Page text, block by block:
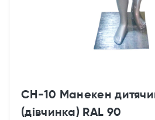
CH-10 Манекен
(дівчинка) RAL 90